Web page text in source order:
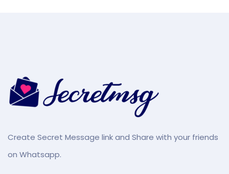
Create Secret Message link and Share with your friends
on Whatsapp.